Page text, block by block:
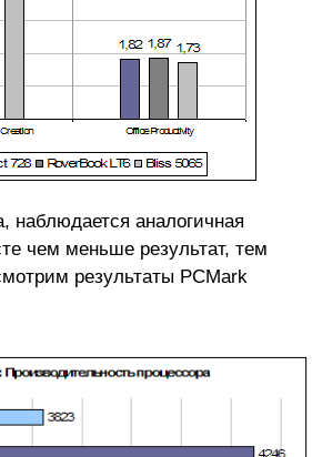
наблюдается аналогичная
чем меньше результат, тем
результаты PCMark